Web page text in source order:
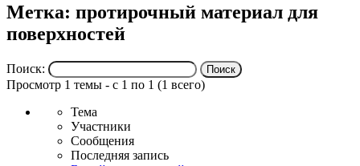
Метка: протирочный материал для
поверхностей
Поиск:
Просмотр 1 темы - с 1 по 1 (1 всего)
Тема
Участники
Сообщения
Последняя запись